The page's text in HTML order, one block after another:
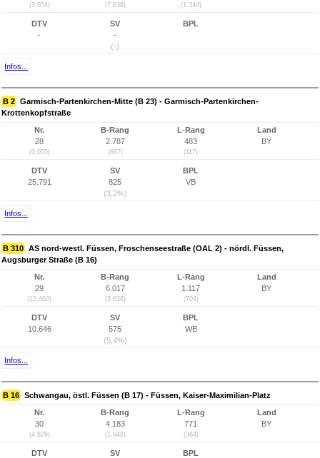
(3.054) (7.638) (1.344)
DTV
-
SV
-
(-)
BPL
Infos...
B 2 Garmisch-Partenkirchen-Mitte (B 23) - Garmisch-Partenkirchen-
Krottenkopfstraße
Nr.
28
(3.055)
B-Rang
2.787
(667)
L-Rang
483
(117)
Land
BY
DTV
25.791
SV
825
(3,2%)
BPL
VB
Infos...
B 310 AS nord-westl. Füssen, Froschenseestraße (OAL 2) - nördl. Füssen,
Augsburger Straße (B 16)
Nr.
29
(12.463)
B-Rang
6.017
(3.636)
L-Rang
1.117
(704)
Land
BY
DTV
10.646
SV
575
(5,4%)
BPL
WB
Infos...
B 16 Schwangau, östl. Füssen (B 17) - Füssen, Kaiser-Maximilian-Platz
Nr.
30
(4.828)
B-Rang
4.183
(1.848)
L-Rang
771
(364)
Land
BY
DTV
SV
BPL